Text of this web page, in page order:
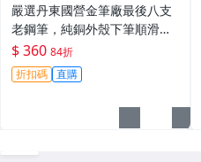
嚴選丹東國營金筆廠最後八支
老鋼筆，純銅外殼下筆順滑，
錫粒飽滿，適合練字與書法收
藏。丹東產老鋼筆 沉甸甸 鋅金
筆 稀有老鋼筆 丹東產錫粒鋼筆
$ 360 84折
折扣碼 直購